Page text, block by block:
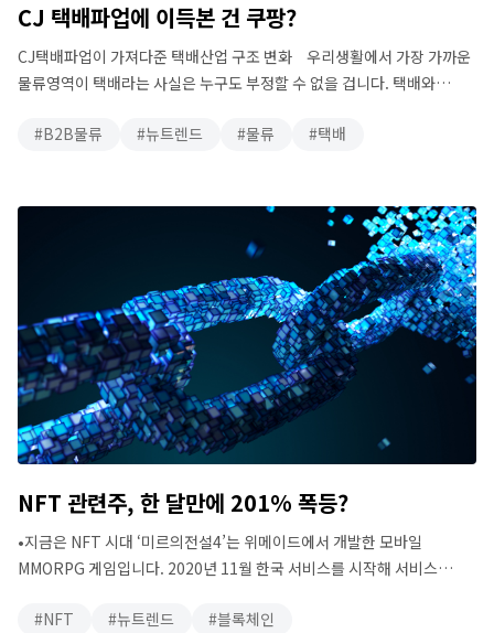
B2B물류 뉴트렌드 물류 택배
CJ 택배파업에 이득본 건 쿠팡?
CJ택배파업이 가져다준 택배산업 구조 변화 우리생활에서 가장 가까운
물류영역이 택배라는 사실은 누구도 부정할 수 없을 겁니다. 택배와
모르는 사람은 있어도 택배는 대한민국에 거주하는 사람이라면 누구나
일상에는 많은 변화를 가져오게 …
NFT 뉴트렌드 블록체인
NFT 관련주, 한 달만에 201% 폭등?
•지금은 NFT 시대 ‘미르의전설4’는 위메이드에서 개발한 모바일
MMORPG 게임입니다. 2020년 11월 한국 서비스를 시작해 서비스
제외한 글로벌 170개국에서 NFT 버전을 서비스 중이며 최고